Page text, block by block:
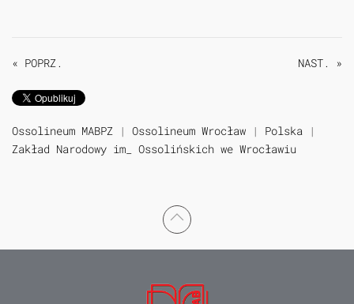
« POPRZ. NAST. »
Ossolineum MABPZ | Ossolineum Wrocław | Polska |
Zakład Narodowy im_ Ossolińskich we Wrocławiu